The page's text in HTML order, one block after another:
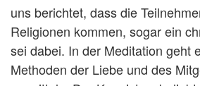
uns berichtet, dass die
Religionen kommen, sogar ein
sei dabei. In der Meditation geht
Methoden der Liebe und des